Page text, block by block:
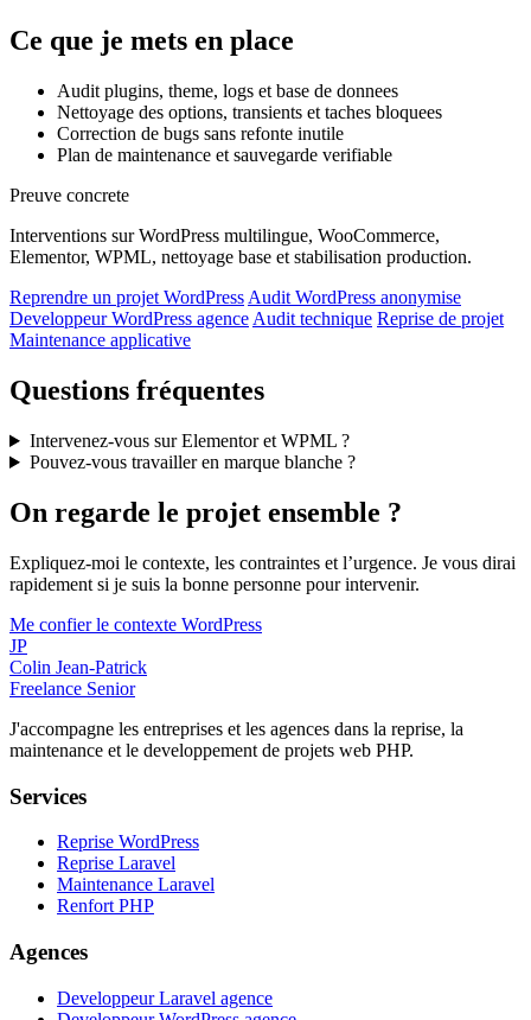
Ce que je mets en place
Audit plugins, theme, logs et base de donnees
Nettoyage des options, transients et taches bloquees
Correction de bugs sans refonte inutile
Plan de maintenance et sauvegarde verifiable
Preuve concrete
Interventions sur WordPress multilingue, WooCommerce,
Elementor, WPML, nettoyage base et stabilisation production.
Reprendre un projet WordPress Audit WordPress anonymise
Developpeur WordPress agence Audit technique Reprise de projet
Maintenance applicative
Questions fréquentes
Intervenez-vous sur Elementor et WPML ?
Pouvez-vous travailler en marque blanche ?
On regarde le projet ensemble ?
Expliquez-moi le contexte, les contraintes et l’urgence. Je vous dirai
rapidement si je suis la bonne personne pour intervenir.
Me confier le contexte WordPress
JP
Colin Jean-Patrick
Freelance Senior
J'accompagne les entreprises et les agences dans la reprise, la
maintenance et le developpement de projets web PHP.
Services
Reprise WordPress
Reprise Laravel
Maintenance Laravel
Renfort PHP
Agences
Developpeur Laravel agence